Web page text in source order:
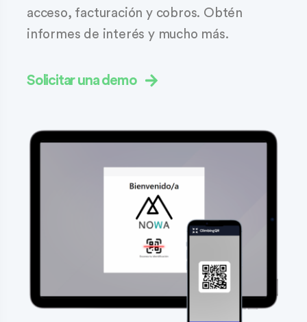
acceso, facturación y cobros. Obtén
informes de interés y mucho más.
Solicitar una demo